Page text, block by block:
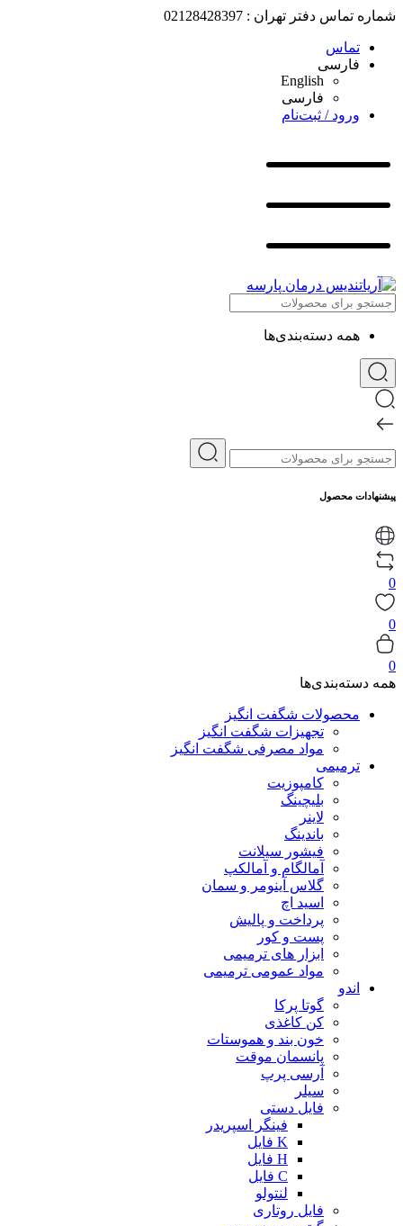
شماره تماس دفتر تهران : 02128428397
تماس
فارسی
English
فارسی
ورود / ثبت‌نام
همه دسته‌بندی‌ها
پیشنهادات محصول
0
0
0
همه دسته‌بندی‌ها
محصولات شگفت انگیز
تجهیزات شگفت انگیز
مواد مصرفی شگفت انگیز
ترمیمی
کامپوزیت
بلیچینگ
لاینر
باندینگ
فیشور سیلانت
آمالگام و آمالکپ
گلاس آینومر و سمان
اسید اچ
پرداخت و پالیش
پست و کور
ابزار های ترمیمی
مواد عمومی ترمیمی
اندو
گوتا پرکا
کن کاغذی
خون بند و هموستات
پانسمان موقت
آرسی پرپ
سیلر
فایل دستی
فینگر اسپریدر
K فایل
H فایل
C فایل
لنتولو
فایل روتاری